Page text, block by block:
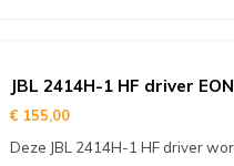
JBL 2414H-1 HF driver
€ 155,00
Deze JBL 2414H-1 HF driver